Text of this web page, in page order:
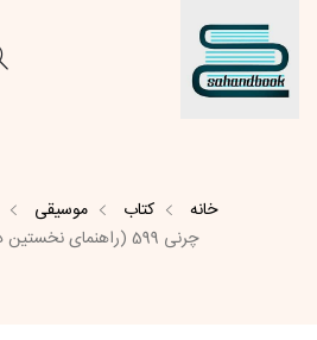
خانه کتاب موسیقی
چرنی 599 (راهنمای نخستین در تکنیک پیانو)